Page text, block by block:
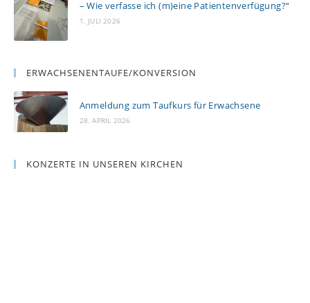
– Wie verfasse ich (m)eine Patientenverfügung?“
1. JULI 2026
ERWACHSENENTAUFE/KONVERSION
Anmeldung zum Taufkurs für Erwachsene
28. APRIL 2026
KONZERTE IN UNSEREN KIRCHEN